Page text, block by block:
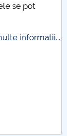
se pot
informatii...